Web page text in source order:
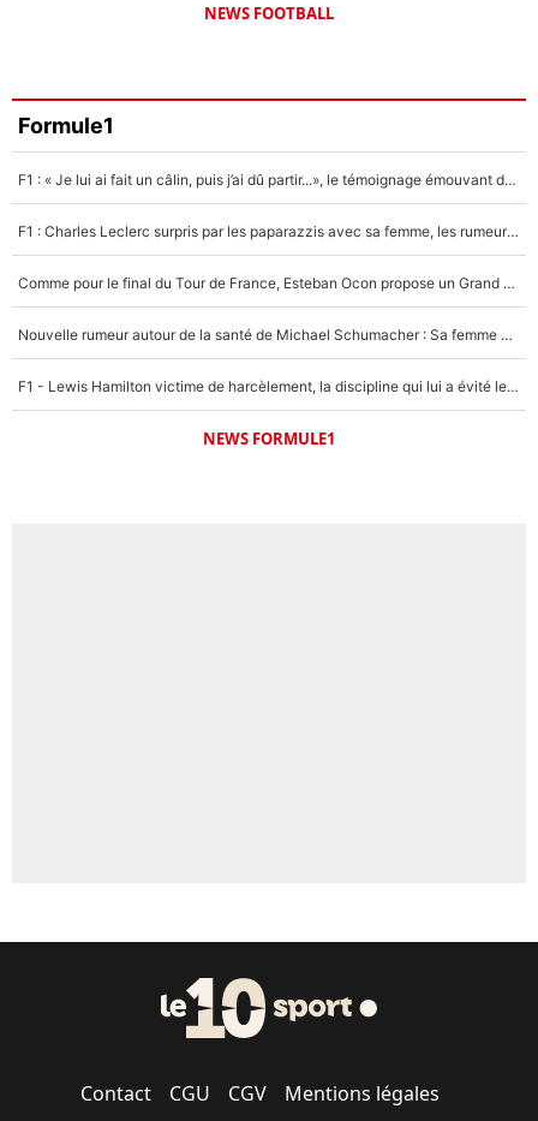
NEWS FOOTBALL
Formule1
F1 : « Je lui ai fait un câlin, puis j’ai dû partir...», le témoignage émouvant de Max Verstappen sur sa fille
F1 : Charles Leclerc surpris par les paparazzis avec sa femme, les rumeurs étaient vraies !
Comme pour le final du Tour de France, Esteban Ocon propose un Grand Prix de Formule 1 à Paris : «Autour de l’Arc de Triomphe, ce serait génial» !
Nouvelle rumeur autour de la santé de Michael Schumacher : Sa femme Corinna sort du silence
F1 - Lewis Hamilton victime de harcèlement, la discipline qui lui a évité le pire : «J'aurais probablement mal tourné»
NEWS FORMULE1
Contact CGU CGV Mentions légales